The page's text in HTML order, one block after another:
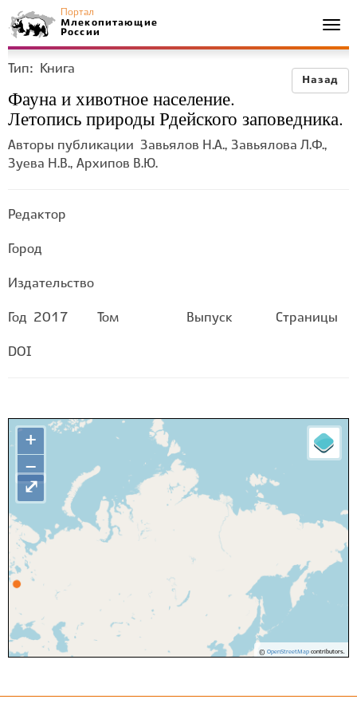
Портал
Млекопитающие
России
Назад
Тип: Книга
Фауна и хивотное население.
Летопись природы Рдейского заповедника.
Авторы публикации Завьялов Н.А., Завьялова Л.Ф.,
Зуева Н.В., Архипов В.Ю.
Редактор
Город
Издательство
Год 2017 Том Выпуск Страницы
DOI
+
−
© OpenStreetMapcontributors.
⤢